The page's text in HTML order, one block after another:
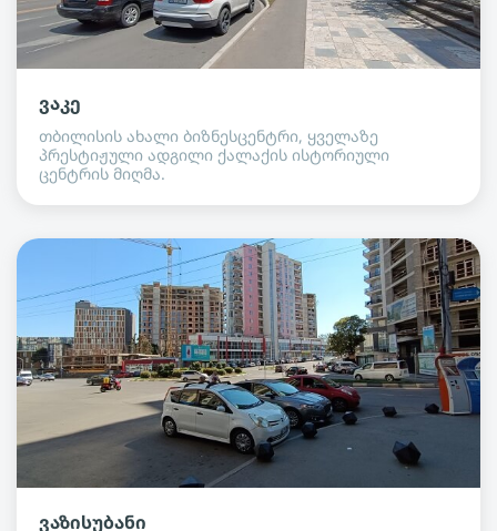
ვაკე
თბილისის ახალი ბიზნესცენტრი, ყველაზე
პრესტიჟული ადგილი ქალაქის ისტორიული
ცენტრის მიღმა.
ვაზისუბანი